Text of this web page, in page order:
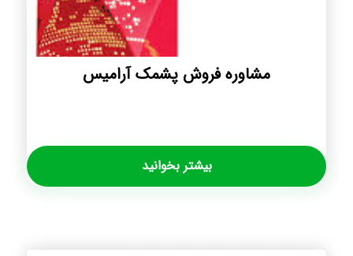
مشاوره فروش پشمک آرامیس
بیشتر بخوانید